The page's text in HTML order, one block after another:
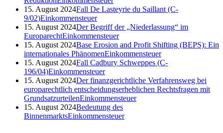
15. August 2024Fall De Lasteyrie du Saillant (C-
9/02)Einkommensteuer
15. August 2024Der Begriff der „Niederlassung“ im
EuroparechtEinkommensteuer
15. August 2024Base Erosion and Profit Shifting (BEPS): Ein
internationales PhänomenEinkommensteuer
15. August 2024Fall Cadbury Schweppes (C-
196/04)Einkommensteuer
15. August 2024Der finanzgerichtliche Verfahrensweg bei
europarechtlich entscheidungserheblichen Rechtsfragen mit
GrundsatzurteilenEinkommensteuer
15. August 2024Bedeutung des
BinnenmarktsEinkommensteuer